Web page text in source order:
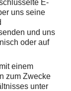
E-
uns seine
und uns
oder auf
einem
zum Zwecke
unter